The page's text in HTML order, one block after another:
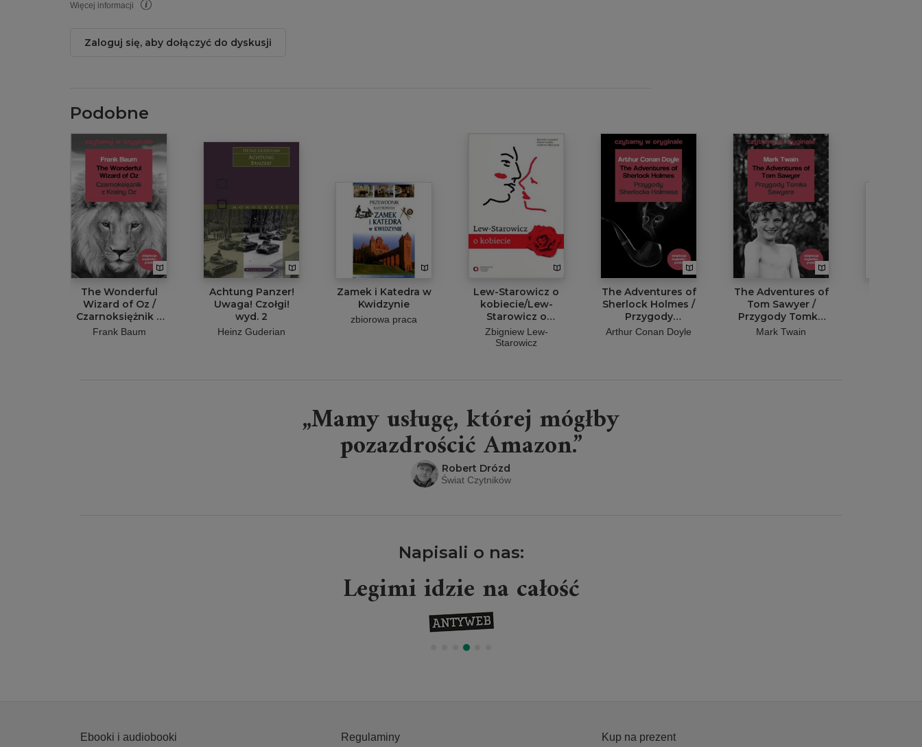
Więcej informacji
Zaloguj się, aby dołączyć do dyskusji
Podobne
The Wonderful
Wizard of Oz /
Czarnoksiężnik z
Krainy Oz. Czytamy
Frank Baum
Achtung Panzer!
Uwaga! Czołgi!
wyd. 2
Heinz Guderian
Zamek i Katedra w
Kwidzynie
zbiorowa praca
Lew-Starowicz o
kobiecie/Lew-
Starowicz o
mężczyźnie
Zbigniew Lew-
Starowicz
The Adventures of
Sherlock Holmes /
Przygody
Sherlocka
Holmesa. Czytamy
Arthur Conan Doyle
The Adventures of
Tom Sawyer /
Przygody Tomka
Sawyera. Czytamy
Mark Twain
„Mamy usługę, której mógłby
pozazdrościć Amazon.”
Robert Drózd
Świat Czytników
Napisali o nas:
Legimi idzie na całość
Ebooki i audiobooki Regulaminy Kup na prezent